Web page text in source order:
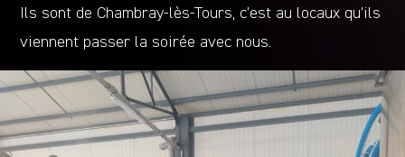
Ils sont de Chambray-lès-Tours, c’est au locaux qu’ils
viennent passer la soirée avec nous.